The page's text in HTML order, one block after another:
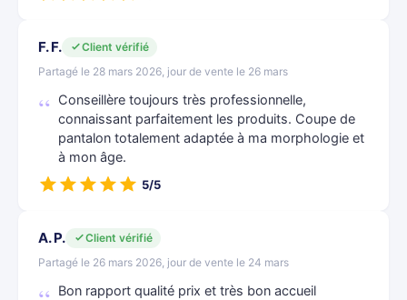
F. F.
Client vérifié
Partagé le 28 mars 2026, jour de vente le 26 mars
Conseillère toujours très professionnelle,
connaissant parfaitement les produits. Coupe de
pantalon totalement adaptée à ma morphologie et
à mon âge.
5/5
A. P.
Client vérifié
Partagé le 26 mars 2026, jour de vente le 24 mars
Bon rapport qualité prix et très bon accueil